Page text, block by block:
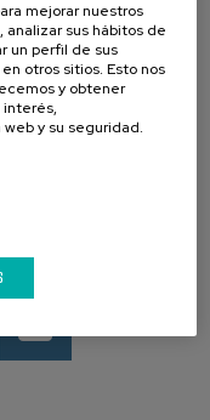
mejorar nuestros
sus hábitos de
un perfil de sus
otros sitios. Esto nos
y obtener
interés,
y su seguridad.